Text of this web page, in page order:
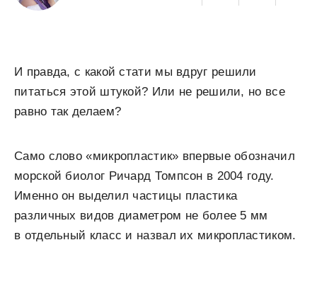
И правда, с какой стати мы вдруг решили
питаться этой штукой? Или не решили, но все
равно так делаем?
Само слово «микропластик» впервые обозначил
морской биолог Ричард Томпсон в 2004 году.
Именно он выделил частицы пластика
различных видов диаметром не более 5 мм
в отдельный класс и назвал их микропластиком.